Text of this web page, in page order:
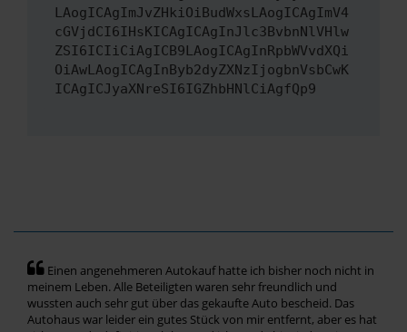
LAogICAgImJvZHkiOiBudWxsLAogICAgImV4
cGVjdCI6IHsKICAgICAgInJlc3BvbnNlVHlw
ZSI6ICIiCiAgICB9LAogICAgInRpbWVvdXQi
OiAwLAogICAgInByb2dyZXNzIjogbnVsbCwK
ICAgICJyaXNreSI6IGZhbHNlCiAgfQp9
Einen angenehmeren Autokauf hatte ich bisher noch nicht in
meinem Leben. Alle Beteiligten waren sehr freundlich und
wussten auch sehr gut über das gekaufte Auto bescheid. Das
Autohaus war leider ein gutes Stück von mir entfernt, aber es hat